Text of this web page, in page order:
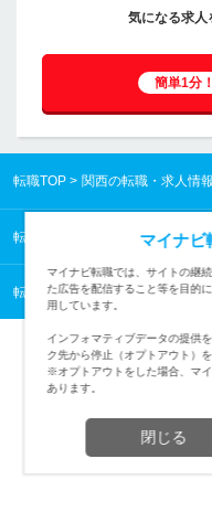
気になる求人
簡単1分！
転職TOP 関西の転職・求人情
転職TOP 関西の転職・求人情
転職TOP 業種から探す 公的
(c)
マイナビ
マイナビ転職では、サイトの継
た広告を配信すること等を目的
用しています。
インフォマティブデータの提供
ク先から停止（オプトアウト）
※オプトアウトをした場合、マ
あります。
閉じる